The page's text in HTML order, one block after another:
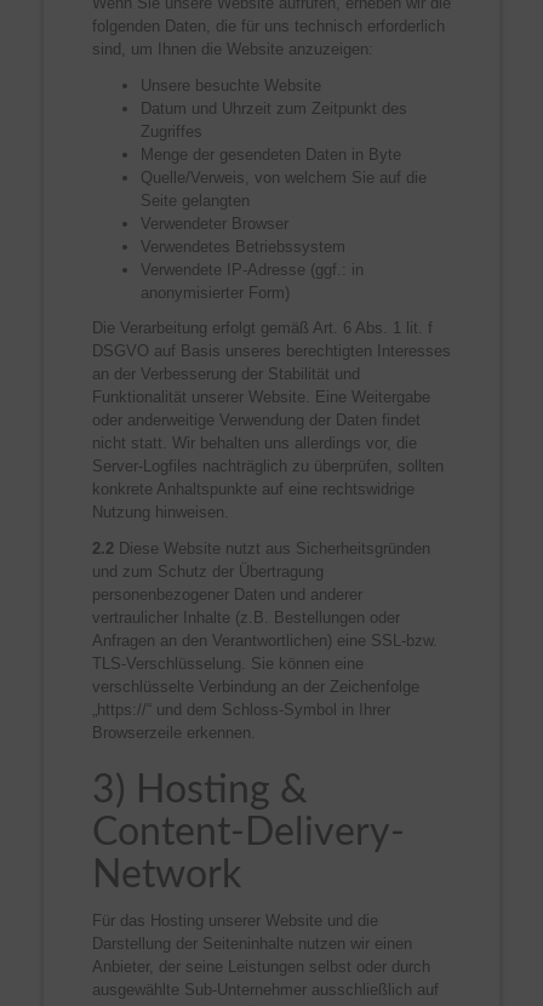
folgenden Daten, die für uns technisch erforderlich
sind, um Ihnen die Website anzuzeigen:
Unsere besuchte Website
Datum und Uhrzeit zum Zeitpunkt des
Zugriffes
Menge der gesendeten Daten in Byte
Quelle/Verweis, von welchem Sie auf die
Seite gelangten
Verwendeter Browser
Verwendetes Betriebssystem
Verwendete IP-Adresse (ggf.: in
anonymisierter Form)
Die Verarbeitung erfolgt gemäß Art. 6 Abs. 1 lit. f
DSGVO auf Basis unseres berechtigten Interesses
an der Verbesserung der Stabilität und
Funktionalität unserer Website. Eine Weitergabe
oder anderweitige Verwendung der Daten findet
nicht statt. Wir behalten uns allerdings vor, die
Server-Logfiles nachträglich zu überprüfen, sollten
konkrete Anhaltspunkte auf eine rechtswidrige
Nutzung hinweisen.
2.2 Diese Website nutzt aus Sicherheitsgründen
und zum Schutz der Übertragung
personenbezogener Daten und anderer
vertraulicher Inhalte (z.B. Bestellungen oder
Anfragen an den Verantwortlichen) eine SSL-bzw.
TLS-Verschlüsselung. Sie können eine
verschlüsselte Verbindung an der Zeichenfolge
„https://“ und dem Schloss-Symbol in Ihrer
Browserzeile erkennen.
3) Hosting &
Content-Delivery-
Network
Für das Hosting unserer Website und die
Darstellung der Seiteninhalte nutzen wir einen
Anbieter, der seine Leistungen selbst oder durch
ausgewählte Sub-Unternehmer ausschließlich auf